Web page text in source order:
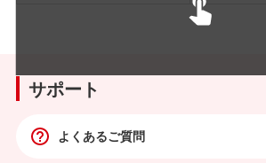
サポート
よくあるご質問